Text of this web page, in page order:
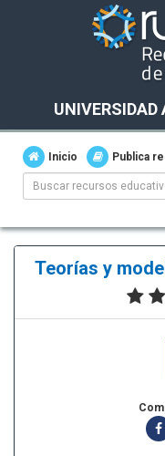
UNIVERSIDAD
Inicio Publica
Teorías y